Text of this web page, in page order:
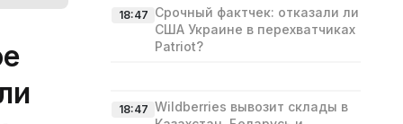
18:47 Срочный фактчек: отказали ли
США Украине в перехватчиках
Patriot?
18:47 Wildberries вывозит склады в